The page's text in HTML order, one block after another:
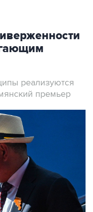
реализуются
премьер